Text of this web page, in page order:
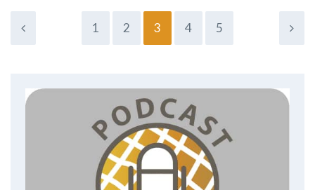
1 2 3 4 5